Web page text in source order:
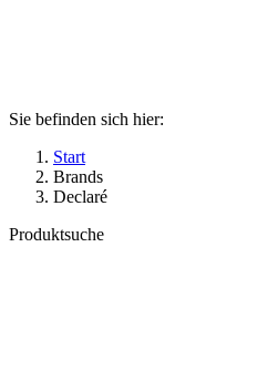
Sie befinden sich hier:
Start
Brands
Declaré
Produktsuche